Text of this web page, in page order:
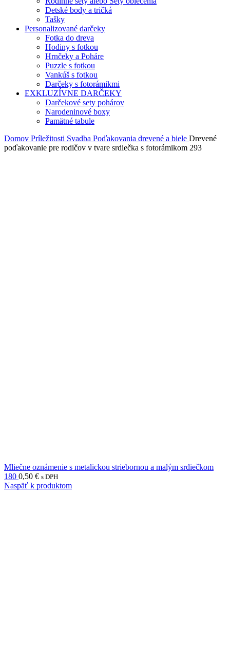
Detské body a tričká
Tašky
Personalizované darčeky
Fotka do dreva
Hodiny s fotkou
Hrnčeky a Poháre
Puzzle s fotkou
Vankúš s fotkou
Darčeky s fotorámikmi
EXKLUZÍVNE DARČEKY
Darčekové sety pohárov
Narodeninové boxy
Pamätné tabule
Domov Príležitosti Svadba Poďakovania drevené a biele Drevené
poďakovanie pre rodičov v tvare srdiečka s fotorámikom 293
Mliečne oznámenie s metalickou striebornou a malým srdiečkom
180 0,50 € s DPH
Naspäť k produktom